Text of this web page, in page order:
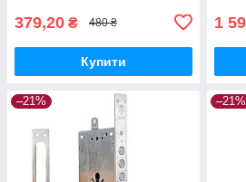
379,20 ₴ 480 ₴
Купити
1
–21% –21%